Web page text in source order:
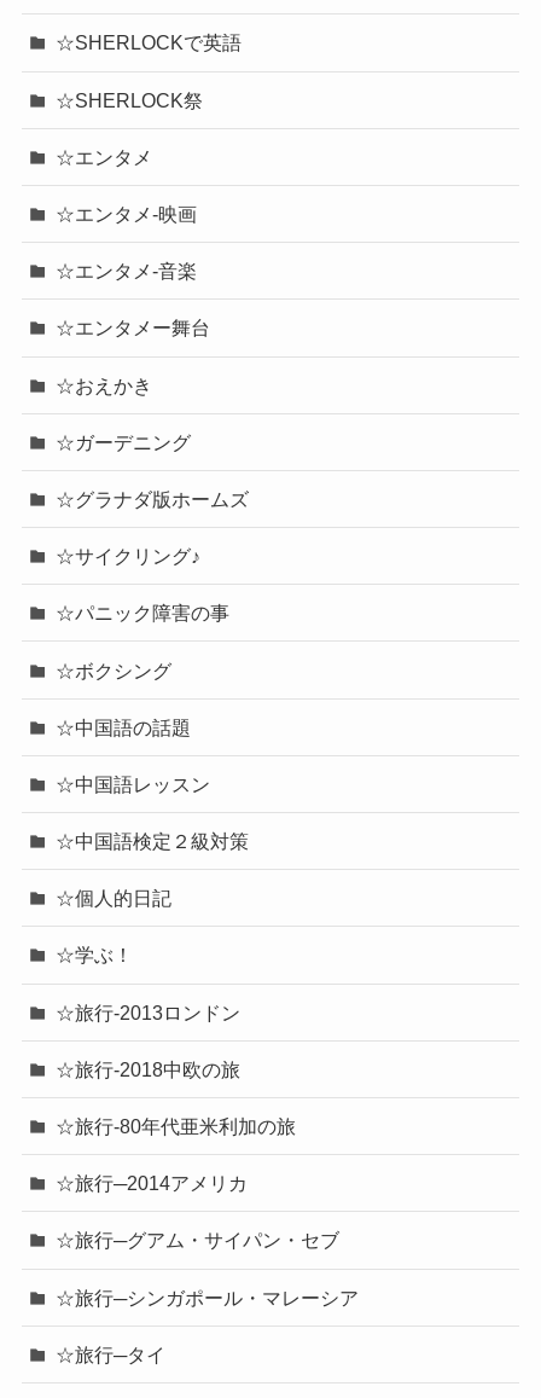
☆SHERLOCKで英語
☆SHERLOCK祭
☆エンタメ
☆エンタメ-映画
☆エンタメ-音楽
☆エンタメー舞台
☆おえかき
☆ガーデニング
☆グラナダ版ホームズ
☆サイクリング♪
☆パニック障害の事
☆ボクシング
☆中国語の話題
☆中国語レッスン
☆中国語検定２級対策
☆個人的日記
☆学ぶ！
☆旅行-2013ロンドン
☆旅行-2018中欧の旅
☆旅行-80年代亜米利加の旅
☆旅行─2014アメリカ
☆旅行─グアム・サイパン・セブ
☆旅行─シンガポール・マレーシア
☆旅行─タイ